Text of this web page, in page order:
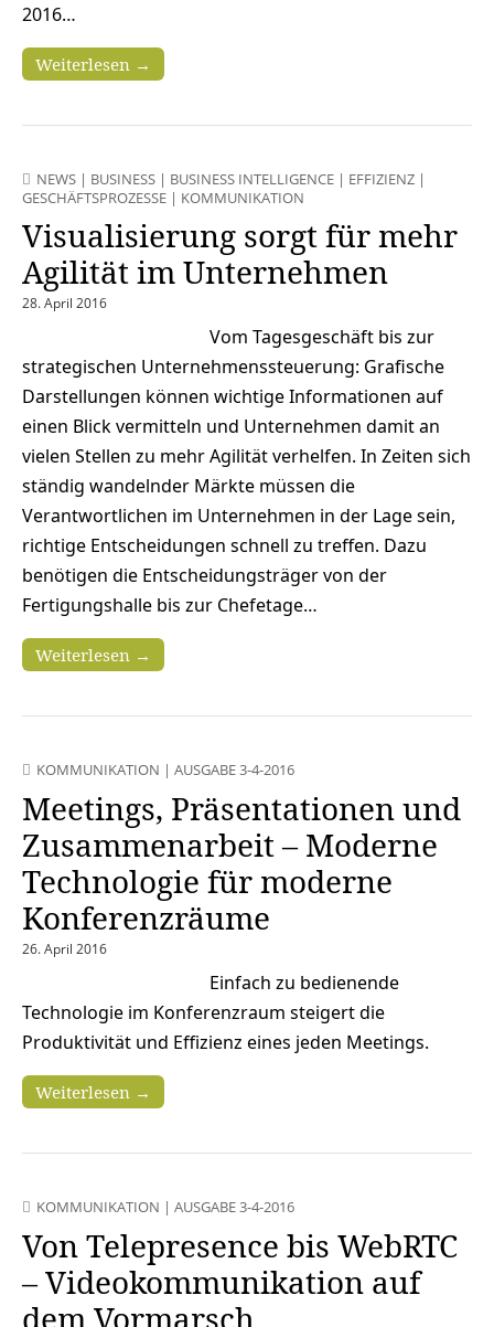
2016…
Weiterlesen →
NEWS | BUSINESS | BUSINESS INTELLIGENCE | EFFIZIENZ |
GESCHÄFTSPROZESSE | KOMMUNIKATION
Visualisierung sorgt für mehr
Agilität im Unternehmen
28. April 2016
Vom Tagesgeschäft bis zur
strategischen Unternehmenssteuerung: Grafische
Darstellungen können wichtige Informationen auf
einen Blick vermitteln und Unternehmen damit an
vielen Stellen zu mehr Agilität verhelfen. In Zeiten sich
ständig wandelnder Märkte müssen die
Verantwortlichen im Unternehmen in der Lage sein,
richtige Entscheidungen schnell zu treffen. Dazu
benötigen die Entscheidungsträger von der
Fertigungshalle bis zur Chefetage…
Weiterlesen →
KOMMUNIKATION | AUSGABE 3-4-2016
Meetings, Präsentationen und
Zusammenarbeit – Moderne
Technologie für moderne
Konferenzräume
26. April 2016
Einfach zu bedienende
Technologie im Konferenzraum steigert die
Produktivität und Effizienz eines jeden Meetings.
Weiterlesen →
KOMMUNIKATION | AUSGABE 3-4-2016
Von Telepresence bis WebRTC
– Videokommunikation auf
dem Vormarsch